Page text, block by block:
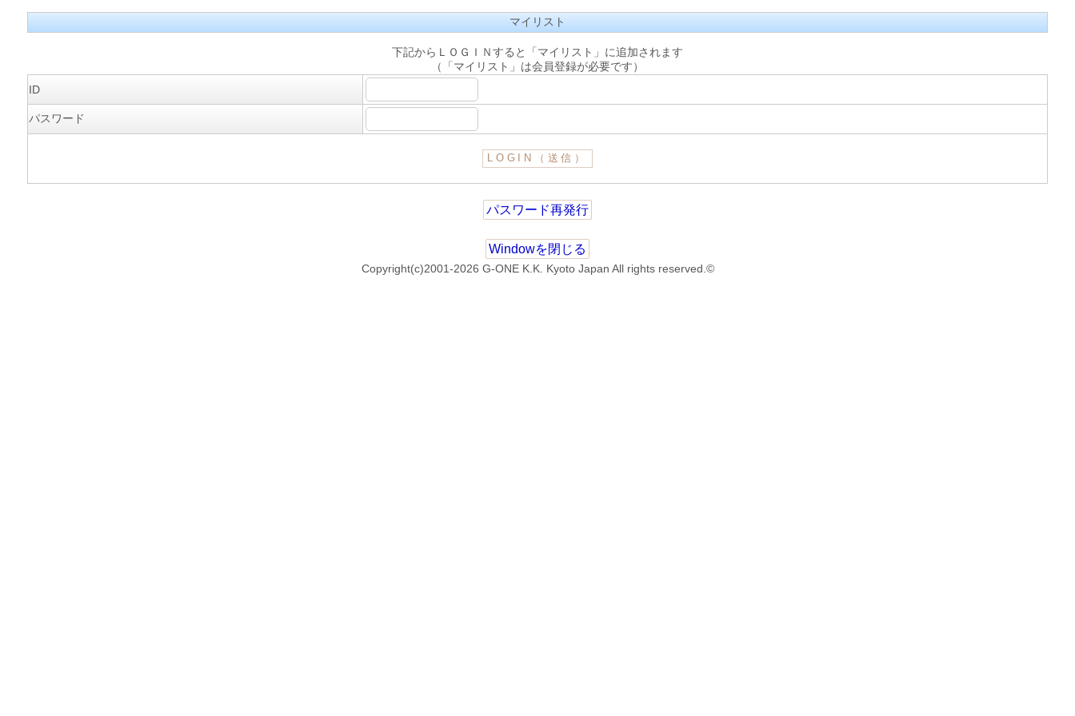
マイリスト
下記からＬＯＧＩＮすると「マイリスト」に追加されます
（「マイリスト」は会員登録が必要です）
ID
パスワード
パスワード再発行
Windowを閉じる
Copyright(c)2001-2026 G-ONE K.K. Kyoto Japan All rights reserved.©